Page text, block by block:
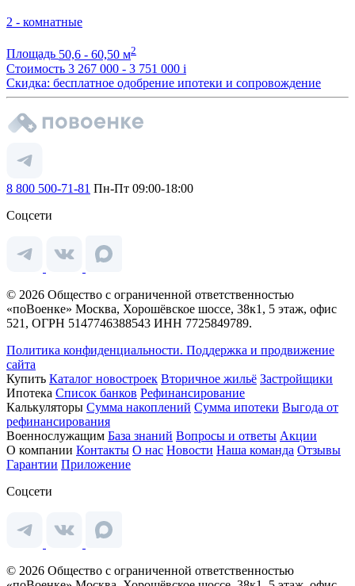
2 - комнатные
Площадь 50,6 - 60,50 м2
Стоимость 3 267 000 - 3 751 000 i
Скидка: бесплатное одобрение ипотеки и сопровождение
8 800 500-71-81 Пн-Пт 09:00-18:00
Соцсети
© 2026 Общество с ограниченной ответственностью
«поВоенке» Москва, Хорошёвское шоссе, 38к1, 5 этаж, офис
521, ОГРН 5147746388543 ИНН 7725849789.
Политика конфиденциальности. Поддержка и продвижение
сайта
Купить Каталог новостроек Вторичное жильё Застройщики
Ипотека Список банков Рефинансирование
Калькуляторы Сумма накоплений Сумма ипотеки Выгода от
рефинансирования
Военнослужащим База знаний Вопросы и ответы Акции
О компании Контакты О нас Новости Наша команда Отзывы
Гарантии Приложение
Соцсети
© 2026 Общество с ограниченной ответственностью